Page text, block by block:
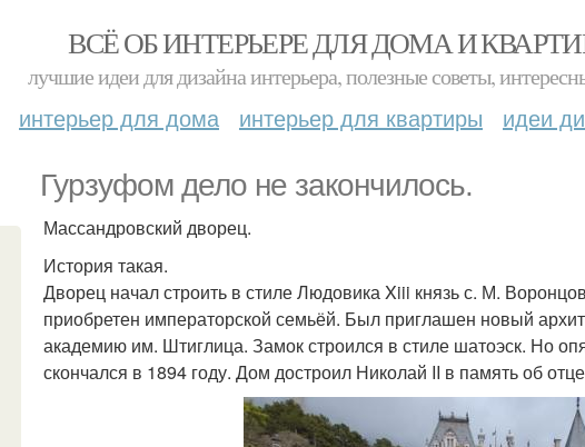
ВСЁ ОБ ИНТЕРЬЕРЕ ДЛЯ ДОМА И
лучшие идеи для дизайна интерьера, полезные советы,
интерьер для дома интерьер для квартиры идеи
Гурзуфом дело не закончилось.
Массандровский дворец.
История такая.
Дворец начал строить в стиле Людовика Xiii князь с. М.
приобретен императорской семьёй. Был приглашен новый
академию им. Штиглица. Замок строился в стиле шатоэск. Но
скончался в 1894 году. Дом достроил Николай II в память об